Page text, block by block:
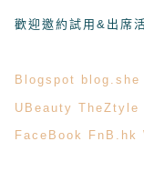
歡迎邀約試用&出席
Blogspot blog.she
UBeauty TheZtyle
FaceBook
FnB.hk